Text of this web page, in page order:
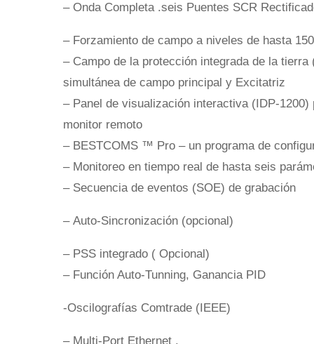
– Onda Completa .seis Puentes SCR
– Forzamiento de campo a niveles de hasta
– Campo de la protección integrada de la tierra
simultánea de campo principal y Excitatriz
– Panel de visualización interactiva (IDP-
monitor remoto
– BESTCOMS ™ Pro – un programa de
– Monitoreo en tiempo real de hasta seis
– Secuencia de eventos (SOE) de grabación
– Auto-Sincronización (opcional)
– PSS integrado ( Opcional)
– Función Auto-Tunning, Ganancia PID
-Oscilografías Comtrade (IEEE)
– Multi-Port Ethernet .